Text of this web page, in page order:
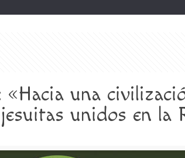
«Hacia una
unidos en la